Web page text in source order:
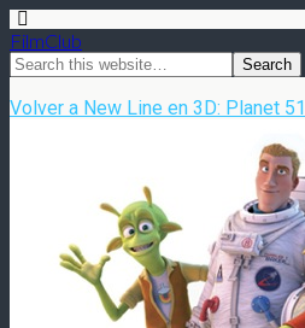
FilmClub
Volver a New Line en 3D: Planet 51